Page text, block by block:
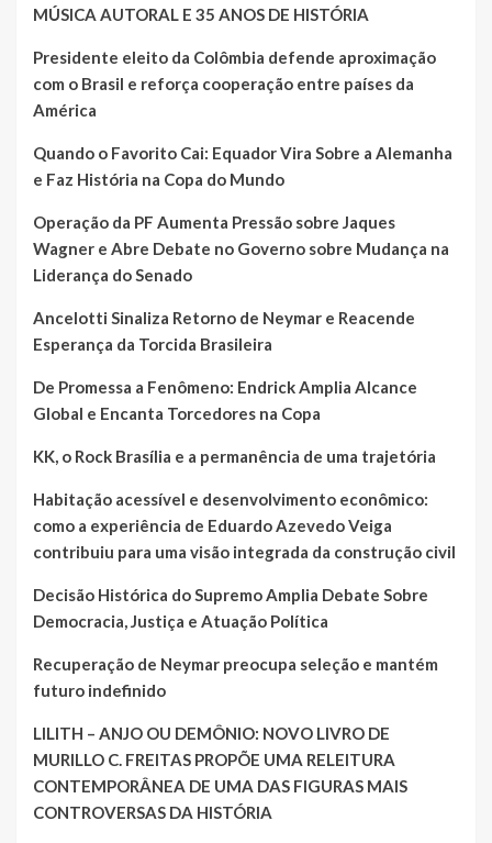
MÚSICA AUTORAL E 35 ANOS DE HISTÓRIA
Presidente eleito da Colômbia defende aproximação
com o Brasil e reforça cooperação entre países da
América
Quando o Favorito Cai: Equador Vira Sobre a Alemanha
e Faz História na Copa do Mundo
Operação da PF Aumenta Pressão sobre Jaques
Wagner e Abre Debate no Governo sobre Mudança na
Liderança do Senado
Ancelotti Sinaliza Retorno de Neymar e Reacende
Esperança da Torcida Brasileira
De Promessa a Fenômeno: Endrick Amplia Alcance
Global e Encanta Torcedores na Copa
KK, o Rock Brasília e a permanência de uma trajetória
Habitação acessível e desenvolvimento econômico:
como a experiência de Eduardo Azevedo Veiga
contribuiu para uma visão integrada da construção civil
Decisão Histórica do Supremo Amplia Debate Sobre
Democracia, Justiça e Atuação Política
Recuperação de Neymar preocupa seleção e mantém
futuro indefinido
LILITH – ANJO OU DEMÔNIO: NOVO LIVRO DE
MURILLO C. FREITAS PROPÕE UMA RELEITURA
CONTEMPORÂNEA DE UMA DAS FIGURAS MAIS
CONTROVERSAS DA HISTÓRIA